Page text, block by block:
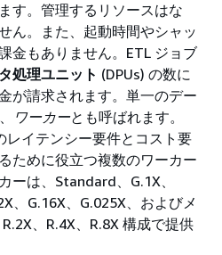
す。管理するリソースはな
ん。また、起動時間やシャッ
金もありません。ETL ジョブ
処理ユニット (DPUs) の数に
が請求されます。単一のデー
ワーカーとも呼ばれます。
レイテンシー要件とコスト要
ために役立つ複数のワーカー
ーは、Standard、G.1X、
、G.16X、G.025X、およびメ
、R.4X、R.8X 構成で提供